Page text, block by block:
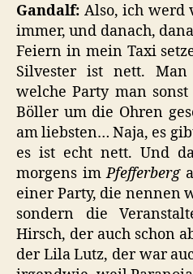
Gandalf: Also, ich werd
immer, und danach,
Feiern in mein Taxi
Silvester ist nett.
welche Party man
Böller um die Ohren
am liebsten… Naja, es
es ist echt nett. Und
morgens imPfefferberg
einer Party, die nennen
sondern die
Hirsch, der auch schon
der Lila Lutz, der war